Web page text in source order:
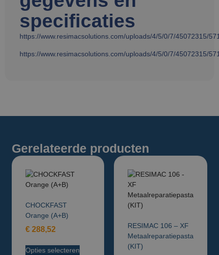
specificaties
https://www.resimacsolutions.com/uploads/4/5/0/7/45072315/
https://www.resimacsolutions.com/uploads/4/5/0/7/45072315/
Gerelateerde producten
CHOCKFAST
Orange (A+B)
€ 288,52
Opties selecteren
RESIMAC 106 – XF
Metaalreparatiepasta
(KIT)